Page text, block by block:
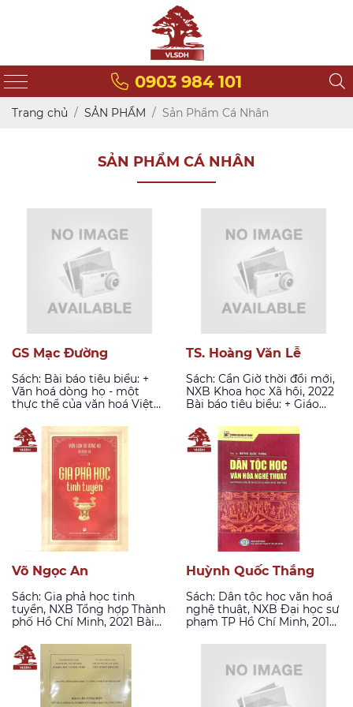
0903 984 101
Trang chủ SẢN PHẨM Sản Phẩm Cá Nhân
SẢN PHẨM CÁ NHÂN
GS Mạc Đường
Sách: Bài báo tiêu biểu: +
Văn hoá dòng họ - một
thực thể của văn hoá Việt
trang 1 đến trang 7). + Lịch
sử dòng họ và gia phả học,
Mạc Đường (Tư liệu số 1,
2013, từ trang 1 đến trang
TS. Hoàng Văn Lễ
Sách: Cần Giờ thời đổi mới,
NXB Khoa học Xã hội, 2022
Bài báo tiêu biểu: + Giáo
(Tư liệu khoa học số 9, 2020,
trang 20) + Kết quả nghiên
cứu thời Hùng Vương
trong những năm chống
Mỹ ác liệt (1968-1970) (Tư
liệu khoa học của Viện Lịch
sử dòng họ, số 8 năm 2019,
trang 15).
Võ Ngọc An
Sách: Gia phả học tinh
tuyển, NXB Tổng hợp Thành
phố Hồ Chí Minh, 2021 Bài
đúng các vấn đề về dòng
họ và gia phả Việt Nam
hiện nay (Tư liệu khoa học
của Viện Lịch sử dòng họ,
số 8 năm 2019, trang 38-43).
Huỳnh Quốc Thắng
Sách: Dân tộc học văn hoá
nghệ thuật, NXB Đại học sư
phạm TP Hồ Chí Minh, 2016
võ đạo với nhân cách, đạo
dòng tộc (Tư liệu số 3, năm
216, từ trang 33 đến trang
41) + Vị trí, ý nghĩa Giỗ Tổ